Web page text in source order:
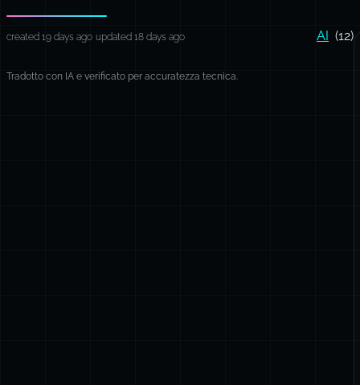
created 19 days ago updated 18 days ago AI (12)
Tradotto con IA e verificato per accuratezza tecnica.